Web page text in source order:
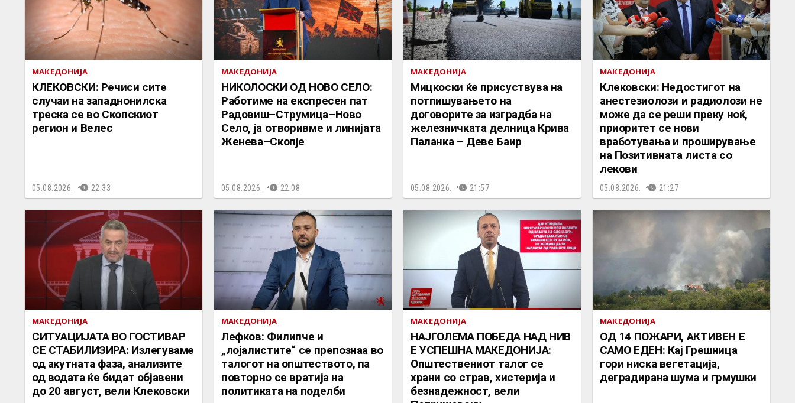
МАКЕДОНИЈА
КЛЕКОВСКИ: Речиси сите
случаи на западнонилска
треска се во Скопскиот
регион и Велес
05.08.2026. 22:33
МАКЕДОНИЈА
НИКОЛОСКИ ОД НОВО СЕЛО:
Работиме на експресен пат
Радовиш–Струмица–Ново
Село, ја отворивме и линијата
Женева–Скопје
05.08.2026. 22:08
МАКЕДОНИЈА
Мицкоски ќе присуствува на
потпишувањето на
договорите за изградба на
железничката делница Крива
Паланка – Деве Баир
05.08.2026. 21:57
МАКЕДОНИЈА
Клековски: Недостигот на
анестезиолози и радиолози не
може да се реши преку ноќ,
приоритет се нови
вработувања и проширување
на Позитивната листа со
лекови
05.08.2026. 21:27
МАКЕДОНИЈА
СИТУАЦИЈАТА ВО ГОСТИВАР
СЕ СТАБИЛИЗИРА: Излегуваме
од акутната фаза, анализите
од водата ќе бидат објавени
до 20 август, вели Клековски
МАКЕДОНИЈА
Лефков: Филипче и
„лојалистите“ се препознаа во
талогот на општеството, па
повторно се вратија на
политиката на поделби
МАКЕДОНИЈА
НАЈГОЛЕМА ПОБЕДА НАД НИВ
Е УСПЕШНА МАКЕДОНИЈА:
Општествениот талог се
храни со страв, хистерија и
безнадежност, вели
МАКЕДОНИЈА
ОД 14 ПОЖАРИ, АКТИВЕН Е
САМО ЕДЕН: Кај Грешница
гори ниска вегетација,
деградирана шума и грмушки